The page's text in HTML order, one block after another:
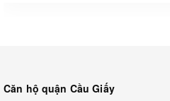
Căn hộ quận Cầu Giấy